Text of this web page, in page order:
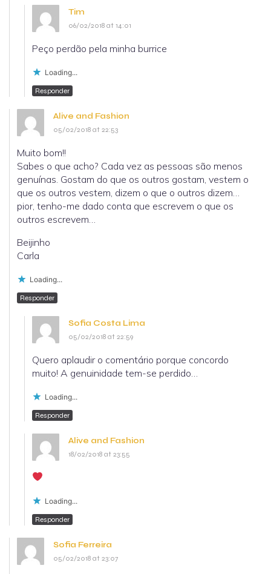
Tim
06/02/2018 at 14:01
Peço perdão pela minha burrice
Loading...
Responder
Alive and Fashion
05/02/2018 at 22:53
Muito bom!!
Sabes o que acho? Cada vez as pessoas são menos
genuínas. Gostam do que os outros gostam, vestem o
que os outros vestem, dizem o que o outros dizem…
pior, tenho-me dado conta que escrevem o que os
outros escrevem…
Beijinho
Carla
Loading...
Responder
Sofia Costa Lima
05/02/2018 at 22:59
Quero aplaudir o comentário porque concordo
muito! A genuinidade tem-se perdido…
Loading...
Responder
Alive and Fashion
18/02/2018 at 23:55
Loading...
Responder
Sofia Ferreira
05/02/2018 at 23:07